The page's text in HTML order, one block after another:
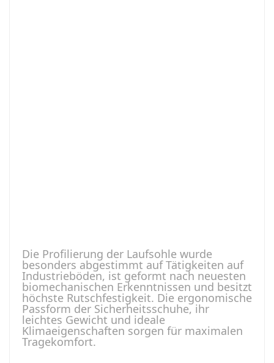
Die Profilierung der Laufsohle wurde
besonders abgestimmt auf Tätigkeiten auf
Industrieböden, ist geformt nach neuesten
biomechanischen Erkenntnissen und besitzt
höchste Rutschfestigkeit. Die ergonomische
Passform der Sicherheitsschuhe, ihr
leichtes Gewicht und ideale
Klimaeigenschaften sorgen für maximalen
Tragekomfort.